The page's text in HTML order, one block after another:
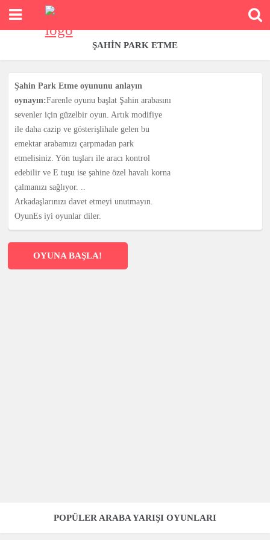
ŞAHIN PARK ETME
Şahin Park Etme oyununu anlayın
oynayın:Farenle oyunu başlat Şahin arabasını
sevenler için güzelbir oyun. Artık modifiye
ile daha cazip ve gösterişlihale gelen bu
emektar arabamızı çarpmadan park
etmelisiniz. Yön tuşları ile aracı kontrol
edebilir ve E tuşu ise şahine özel havalı korna
çalmanızı sağlıyor. ..
Arkadaşlarınızı davet etmeyi unutmayın.
OyunEs iyi oyunlar diler.
OYUNA BAŞLA!
POPÜLER ARABA YARIŞI OYUNLARI